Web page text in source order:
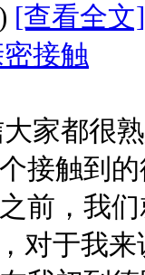
[查看全文]
密接触
大家都很
接触到
前，我
对于我来